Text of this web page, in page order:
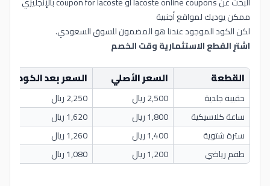
ممكن يوديك لمواقع أجنبية
لكن الكود الموجود عندنا هو المضمون للسوق السعودي.
اشترِ القطع الاستثمارية وقت الخصم
القطعة السعر الأصلي السعر بعد الكود
حقيبة جلدية 2,500 ريال
2,250 ريال
ساعة كلاسيكية
1,800 ريال
1,620 ريال
سترة شتوية
1,400 ريال
1,260 ريال
طقم رياضي
1,200 ريال 1,080 ريال